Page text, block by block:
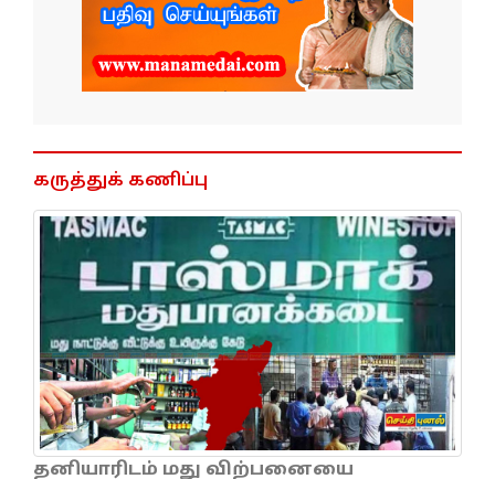
கருத்துக் கணிப்பு
தனியாரிடம் மது விற்பனையை